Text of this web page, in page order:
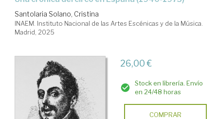
Santolaria Solano, Cristina
INAEM. Instituto Nacional de las Artes Escénicas y de la Música.
Madrid, 2025
26,00 €
Stock en librería. Envío
en 24/48 horas
COMPRAR